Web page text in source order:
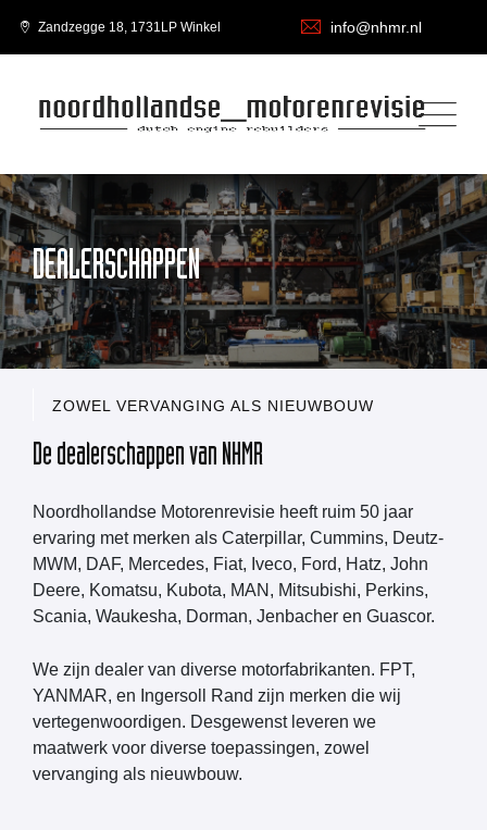
Zandzegge 18, 1731LP Winkel info@nhmr.nl
DEALERSCHAPPEN
ZOWEL VERVANGING ALS NIEUWBOUW
De dealerschappen van NHMR
Noordhollandse Motorenrevisie heeft ruim 50 jaar
ervaring met merken als Caterpillar, Cummins, Deutz-
MWM, DAF, Mercedes, Fiat, Iveco, Ford, Hatz, John
Deere, Komatsu, Kubota, MAN, Mitsubishi, Perkins,
Scania, Waukesha, Dorman, Jenbacher en Guascor.
We zijn dealer van diverse motorfabrikanten. FPT,
YANMAR, en Ingersoll Rand zijn merken die wij
vertegenwoordigen. Desgewenst leveren we
maatwerk voor diverse toepassingen, zowel
vervanging als nieuwbouw.